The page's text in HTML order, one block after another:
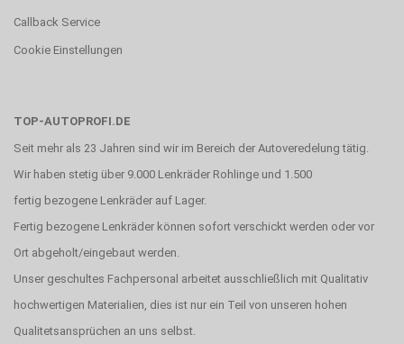
Callback Service
Cookie Einstellungen
TOP-AUTOPROFI.DE
Seit mehr als 23 Jahren sind wir im Bereich der Autoveredelung tätig.
Wir haben stetig über 9.000 Lenkräder Rohlinge und 1.500
fertig bezogene Lenkräder auf Lager.
Fertig bezogene Lenkräder können sofort verschickt werden oder vor
Ort abgeholt/eingebaut werden.
Unser geschultes Fachpersonal arbeitet ausschließlich mit Qualitativ
hochwertigen Materialien, dies ist nur ein Teil von unseren hohen
Qualitetsansprüchen an uns selbst.